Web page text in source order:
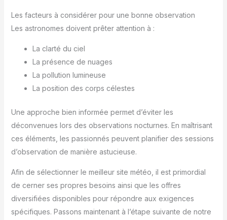
Les facteurs à considérer pour une bonne observation
Les astronomes doivent prêter attention à :
La clarté du ciel
La présence de nuages
La pollution lumineuse
La position des corps célestes
Une approche bien informée permet d’éviter les
déconvenues lors des observations nocturnes. En maîtrisant
ces éléments, les passionnés peuvent planifier des sessions
d’observation de manière astucieuse.
Afin de sélectionner le meilleur site météo, il est primordial
de cerner ses propres besoins ainsi que les offres
diversifiées disponibles pour répondre aux exigences
spécifiques. Passons maintenant à l’étape suivante de notre